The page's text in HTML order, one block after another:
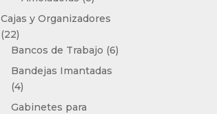
Cajas y Organizadores
2222
productos
Bancos de Trabajo 66
Bandejas Imantadas
44
productos
Gabinetes para